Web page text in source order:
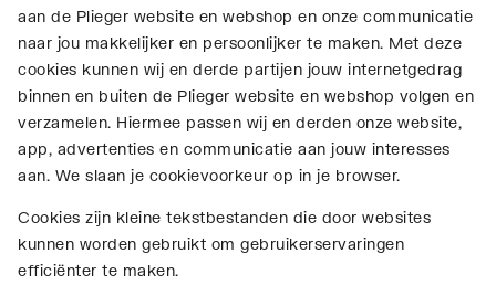
aan de Plieger website en webshop en onze communicatie
naar jou makkelijker en persoonlijker te maken. Met deze
cookies kunnen wij en derde partijen jouw internetgedrag
binnen en buiten de Plieger website en webshop volgen en
verzamelen. Hiermee passen wij en derden onze website,
app, advertenties en communicatie aan jouw interesses
aan. We slaan je cookievoorkeur op in je browser.
Cookies zijn kleine tekstbestanden die door websites
kunnen worden gebruikt om gebruikerservaringen
efficiënter te maken.